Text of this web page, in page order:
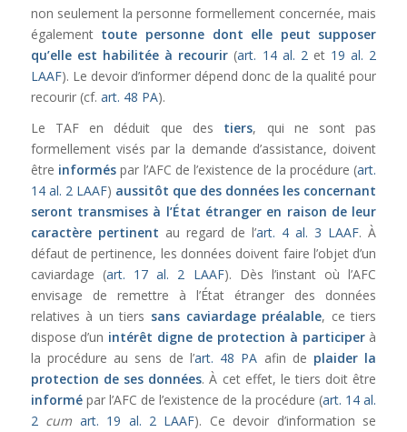
non seulement la personne formellement concernée, mais
également toute personne dont elle peut supposer
qu’elle est habilitée à recourir (art. 14 al. 2 et 19 al. 2
LAAF). Le devoir d’informer dépend donc de la qualité pour
recourir (cf. art. 48 PA).
Le TAF en déduit que des tiers, qui ne sont pas
formellement visés par la demande d’assistance, doivent
être informéspar l’AFC de l’existence de la procédure (art.
14 al. 2 LAAF) aussitôt que des données les concernant
seront transmises à l’État étranger en raison de leur
caractère pertinent au regard de l’art. 4 al. 3 LAAF. À
défaut de pertinence, les données doivent faire l’objet d’un
caviardage (art. 17 al. 2 LAAF). Dès l’instant où l’AFC
envisage de remettre à l’État étranger des données
relatives à un tiers sans caviardage préalable, ce tiers
dispose d’un intérêt digne de protection à participerà
la procédure au sens de l’art. 48 PA afin de plaider la
protection de ses données. À cet effet, le tiers doit être
informépar l’AFC de l’existence de la procédure (art. 14 al.
2 cum art. 19 al. 2 LAAF). Ce devoir d’information se